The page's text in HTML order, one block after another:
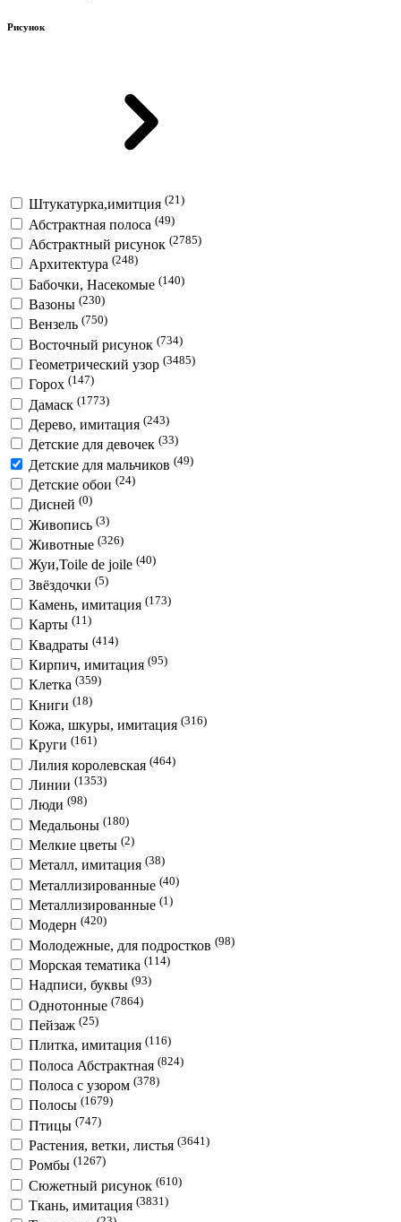
Рисунок
Штукатурка,имитция (21)
Абстрактная полоса (49)
Абстрактный рисунок (2785)
Архитектура (248)
Бабочки, Насекомые (140)
Вазоны (230)
Вензель (750)
Восточный рисунок (734)
Геометрический узор (3485)
Горох (147)
Дамаск (1773)
Дерево, имитация (243)
Детские для девочек (33)
Детские для мальчиков (49)
Детские обои (24)
Дисней (0)
Живопись (3)
Животные (326)
Жуи,Toile de joile (40)
Звёздочки (5)
Камень, имитация (173)
Карты (11)
Квадраты (414)
Кирпич, имитация (95)
Клетка (359)
Книги (18)
Кожа, шкуры, имитация (316)
Круги (161)
Лилия королевская (464)
Линии (1353)
Люди (98)
Медальоны (180)
Мелкие цветы (2)
Металл, имитация (38)
Металлизированные (40)
Металлизированные (1)
Модерн (420)
Молодежные, для подростков (98)
Морская тематика (114)
Надписи, буквы (93)
Однотонные (7864)
Пейзаж (25)
Плитка, имитация (116)
Полоса Абстрактная (824)
Полоса с узором (378)
Полосы (1679)
Птицы (747)
Растения, ветки, листья (3641)
Ромбы (1267)
Сюжетный рисунок (610)
Ткань, имитация (3831)